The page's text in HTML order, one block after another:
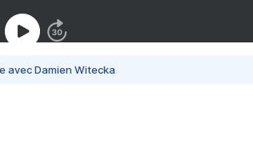
avec Damien Witecka